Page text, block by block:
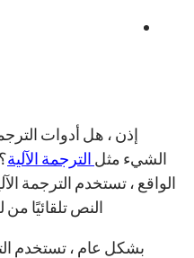
إذن ، هل أدوات
الشيء مثل الترجمة الآلية
النص تلقائيًا
بشكل عام ، تستخدم